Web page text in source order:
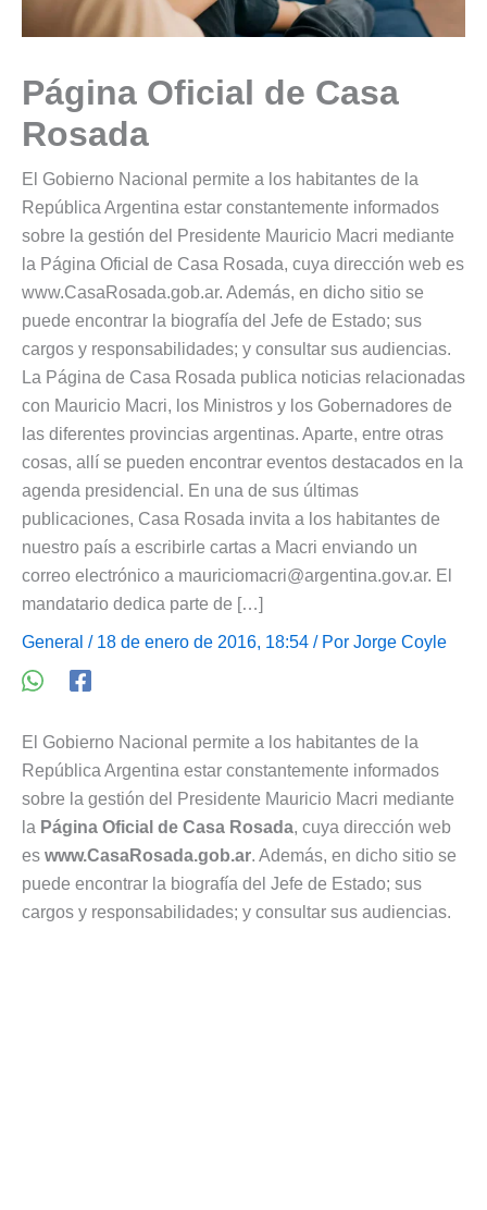
Página Oficial de Casa
Rosada
El Gobierno Nacional permite a los habitantes de la
República Argentina estar constantemente informados
sobre la gestión del Presidente Mauricio Macri mediante
la Página Oficial de Casa Rosada, cuya dirección web es
www.CasaRosada.gob.ar. Además, en dicho sitio se
puede encontrar la biografía del Jefe de Estado; sus
cargos y responsabilidades; y consultar sus audiencias.
La Página de Casa Rosada publica noticias relacionadas
con Mauricio Macri, los Ministros y los Gobernadores de
las diferentes provincias argentinas. Aparte, entre otras
cosas, allí se pueden encontrar eventos destacados en la
agenda presidencial. En una de sus últimas
publicaciones, Casa Rosada invita a los habitantes de
nuestro país a escribirle cartas a Macri enviando un
correo electrónico a mauriciomacri@argentina.gov.ar. El
mandatario dedica parte de […]
General / 18 de enero de 2016, 18:54 / Por Jorge Coyle
El Gobierno Nacional permite a los habitantes de la
República Argentina estar constantemente informados
sobre la gestión del Presidente Mauricio Macri mediante
la Página Oficial de Casa Rosada, cuya dirección web
es www.CasaRosada.gob.ar. Además, en dicho sitio se
puede encontrar la biografía del Jefe de Estado; sus
cargos y responsabilidades; y consultar sus audiencias.